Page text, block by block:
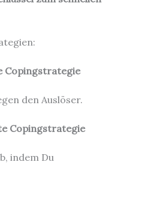
Copingstrategie
den Auslöser.
Copingstrategie
indem Du